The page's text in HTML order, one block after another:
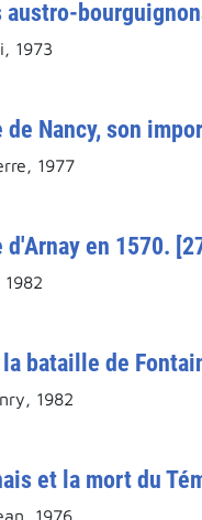
1973
de Nancy, son
1977
d'Arnay en 1570.
1982
bataille de
1982
et la mort du
1976